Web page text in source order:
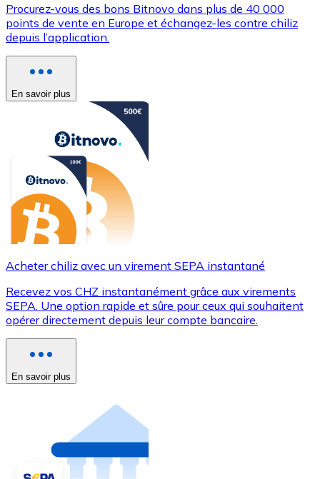
Procurez-vous des bons Bitnovo dans plus de 40 000
points de vente en Europe et échangez-les contre chiliz
depuis l’application.
En savoir plus
Acheter chiliz avec un virement SEPA instantané
Recevez vos CHZ instantanément grâce aux virements
SEPA. Une option rapide et sûre pour ceux qui souhaitent
opérer directement depuis leur compte bancaire.
En savoir plus